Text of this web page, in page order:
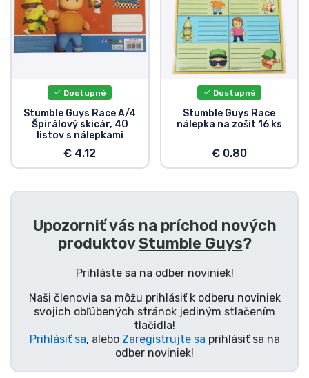
Dostupné
Stumble Guys Race A/4
Špirálový skicár, 40
listov s nálepkami
€ 4.12
Dostupné
Stumble Guys Race
nálepka na zošit 16 ks
€ 0.80
Upozorniť vás na príchod nových
produktovStumble Guys?
Prihláste sa na odber noviniek!
Naši členovia sa môžu prihlásiť k odberu noviniek
svojich obľúbených stránok jediným stlačením
tlačidla!
Prihlásiť sa, alebo Zaregistrujte sa prihlásiť sa na
odber noviniek!
Zoradiť podľa hier
Zoradiť podľa športu
Zoradiť podľa hudby
Typy výrobkov